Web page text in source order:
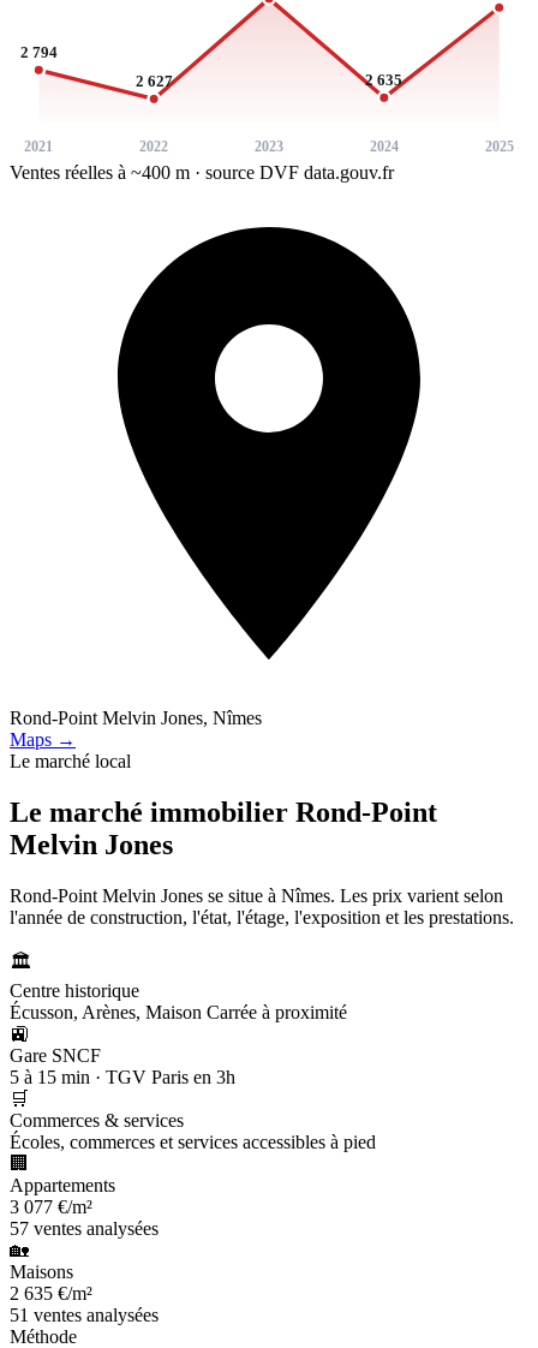
2 794
2021
2 627
2022 2023
2 635
2024 2025
Ventes réelles à ~400 m · source DVF data.gouv.fr
Rond-Point Melvin Jones, Nîmes
Maps →
Le marché local
Le marché immobilier Rond-Point
Melvin Jones
Rond-Point Melvin Jones se situe à Nîmes. Les prix varient selon
l'année de construction, l'état, l'étage, l'exposition et les prestations.
🏛️
Centre historique
Écusson, Arènes, Maison Carrée à proximité
🚉
Gare SNCF
5 à 15 min · TGV Paris en 3h
🛒
Commerces & services
Écoles, commerces et services accessibles à pied
🏢
Appartements
3 077 €/m²
57 ventes analysées
🏡
Maisons
2 635 €/m²
51 ventes analysées
Méthode